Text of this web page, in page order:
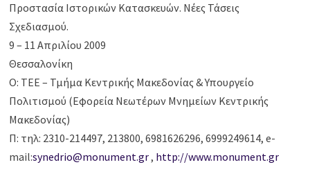
Προστασία Ιστορικών Κατασκευών. Νέες Τάσεις
Σχεδιασμού.
9 – 11 Απριλίου 2009
Θεσσαλονίκη
Ο: ΤΕΕ – Τμήμα Κεντρικής Μακεδονίας & Υπουργείο
Πολιτισμού (Εφορεία Νεωτέρων Μνημείων Κεντρικής
Μακεδονίας)
Π: τηλ: 2310-214497, 213800, 6981626296, 6999249614, e-
mail:synedrio@monument.gr, http://www.monument.gr